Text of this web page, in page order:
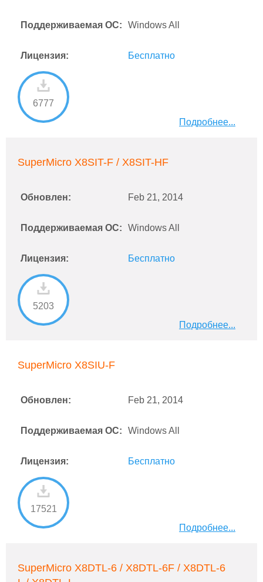
Поддерживаемая ОС: Windows All
Лицензия: Бесплатно
6777
Подробнее...
SuperMicro X8SIT-F / X8SIT-HF
Обновлен: Feb 21, 2014
Поддерживаемая ОС: Windows All
Лицензия: Бесплатно
5203
Подробнее...
SuperMicro X8SIU-F
Обновлен: Feb 21, 2014
Поддерживаемая ОС: Windows All
Лицензия: Бесплатно
17521
Подробнее...
SuperMicro X8DTL-6 / X8DTL-6F / X8DTL-6